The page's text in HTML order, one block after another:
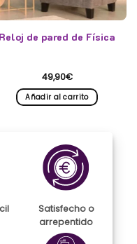
Reloj de pared de Física
49,90€
Añadir al carrito
Satisfecho o
arrepentido